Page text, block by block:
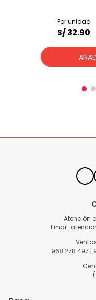
S/32.90
Atención
Email:
968 278 497 |